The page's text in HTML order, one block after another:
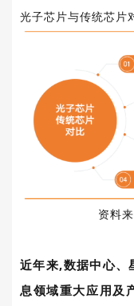
光子芯片与传统芯片
资料
近年来,数据中心、
息领域重大应用及